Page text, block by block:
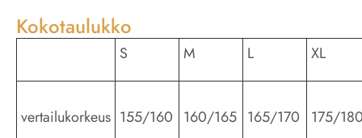
Kokotaulukko
S M L XL
vertailukorkeus 155/160 160/165 165/170 175/